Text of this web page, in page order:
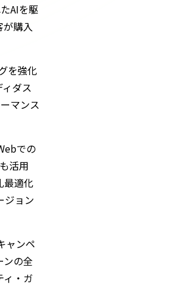
AIを駆
が購入
を強化
ダス
マンス
での
活用
最適化
ジョン
ャンペ
ンの全
ィ・ガ